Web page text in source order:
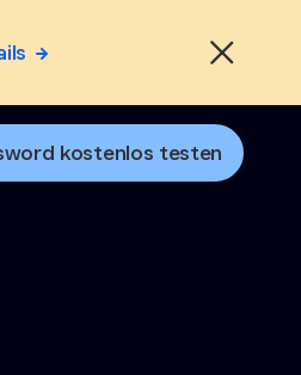
kostenlos testen